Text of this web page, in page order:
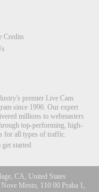
Credits
premier Live Cam
since 1996. Our expert
millions to webmasters
top-performing, high-
for all types of traffic.
started
CA, United States
Mesto, 110 00 Praha 1,